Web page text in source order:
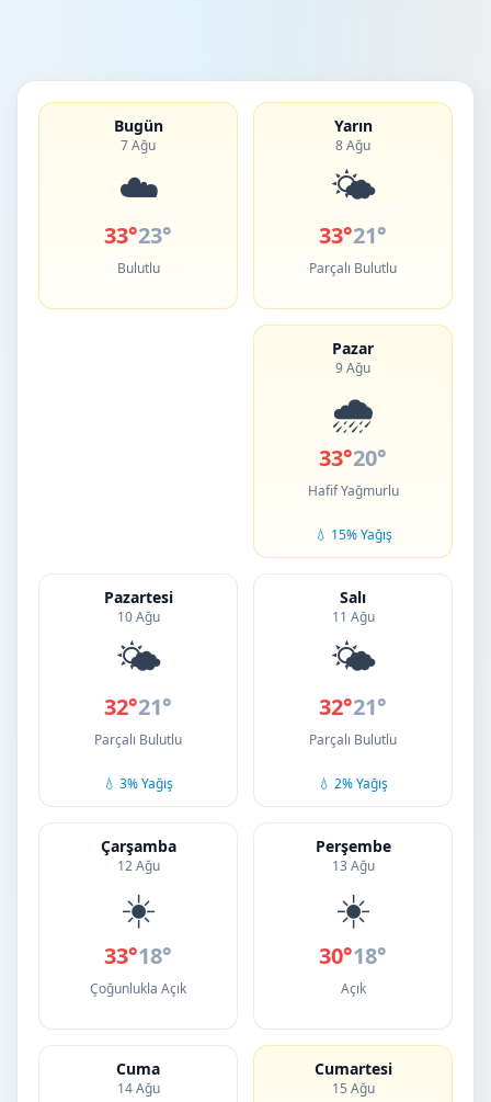
Bugün
7 Ağu
☁️
33°23°
Bulutlu
Yarın
8 Ağu
🌤️
33°21°
Parçalı Bulutlu
Pazar
9 Ağu
🌧️
33°20°
Hafif Yağmurlu
💧 15% Yağış
Pazartesi
10 Ağu
🌤️
32°21°
Parçalı Bulutlu
💧 3% Yağış
Salı
11 Ağu
🌤️
32°21°
Parçalı Bulutlu
💧 2% Yağış
Çarşamba
12 Ağu
☀️
33°18°
Çoğunlukla Açık
Perşembe
13 Ağu
☀️
30°18°
Açık
Cuma
14 Ağu
Cumartesi
15 Ağu